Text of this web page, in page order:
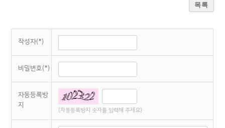
목록
작성자(*)
비밀번호(*)
자동등록방
지
(자동등록방지 숫자를 입력해 주세요)